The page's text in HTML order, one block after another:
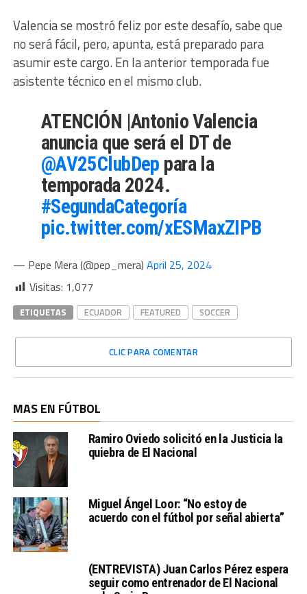
Valencia se mostró feliz por este desafío, sabe que
no será fácil, pero, apunta, está preparado para
asumir este cargo. En la anterior temporada fue
asistente técnico en el mismo club.
ATENCIÓN |Antonio Valencia
anuncia que será el DT de
@AV25ClubDep para la
temporada 2024.
#SegundaCategoría
pic.twitter.com/xESMaxZIPB
— Pepe Mera (@pep_mera) April 25, 2024
Visitas: 1,077
ETIQUETAS ECUADOR FEATURED SOCCER
CLIC PARA COMENTAR
MAS EN FÚTBOL
Ramiro Oviedo solicitó en la Justicia la
quiebra de El Nacional
Miguel Ángel Loor: “No estoy de
acuerdo con el fútbol por señal abierta”
(ENTREVISTA) Juan Carlos Pérez espera
seguir como entrenador de El Nacional